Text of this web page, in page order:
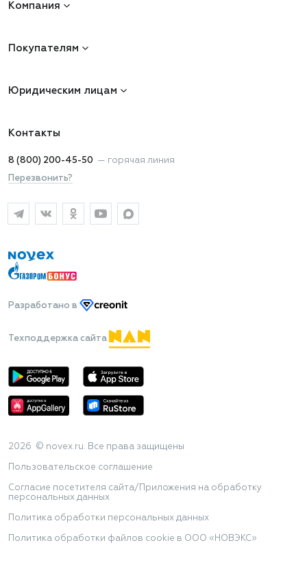
Компания
Покупателям
Юридическим лицам
Контакты
8 (800) 200-45-50 — горячая линия
Перезвонить?
Разработано в
Техподдержка сайта
2026 © novex.ru. Все права защищены
Пользовательское соглашение
Согласие посетителя сайта/Приложения на обработку
персональных данных
Политика обработки персональных данных
Политика обработки файлов cookie в ООО «НОВЭКС»